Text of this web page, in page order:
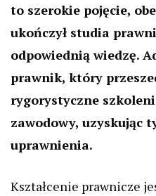
to szerokie pojęcie,
ukończył studia
odpowiednią wiedzę.
prawnik, który
rygorystyczne
zawodowy, uzyskując
uprawnienia.
Kształcenie prawnicze